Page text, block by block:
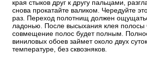
Хорошо обработайте стыки полос.
Хороший шов должен быть незаметен.
полотна сделайте небольшой заход
соседнюю полосу, а стык затем
валиком. Ребристая поверхность валика
стыки, сминает их и выравнивает полосы.
края стыков друг к другу пальцами,